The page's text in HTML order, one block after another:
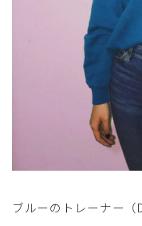
ブルーのトレーナー（